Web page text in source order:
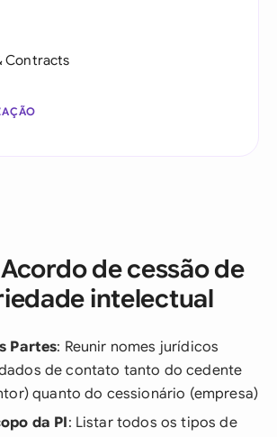
Contracts
de cessão de
intelectual
Partes: Reunir nomes jurídicos
de contato tanto do cedente
quanto do cessionário (empresa)
da PI: Listar todos os tipos de